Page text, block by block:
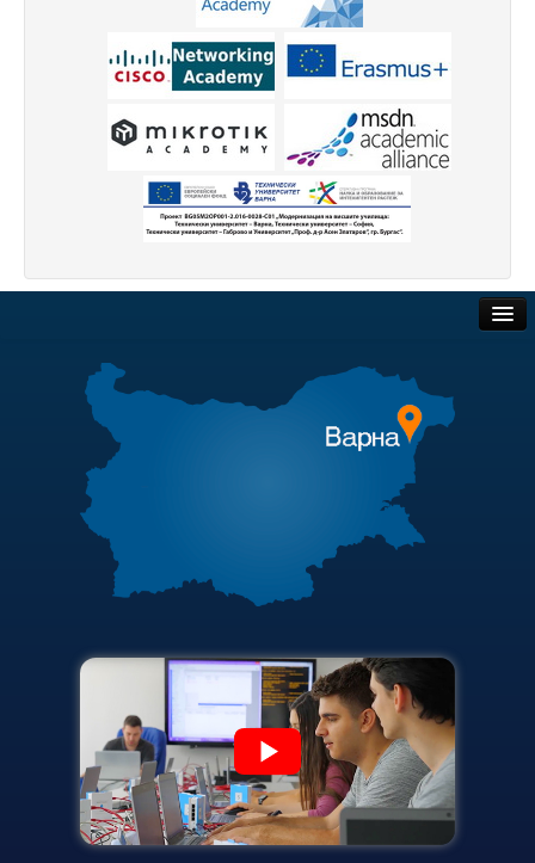
Почивни бази
Общежития
Сертификати
ЗЗЛПСПОИН
Декларация за достъпност
Достъп до информация
Нормативни документи
Научна дейност
Бюлетин с проектна информация
Конкурси за научни проекти
Докторанти
Научноизследователски институт
Търгове и наеми
Полезни връзки
Актуални документи
Академичен съвет
Финансова информация
Карта на сайта